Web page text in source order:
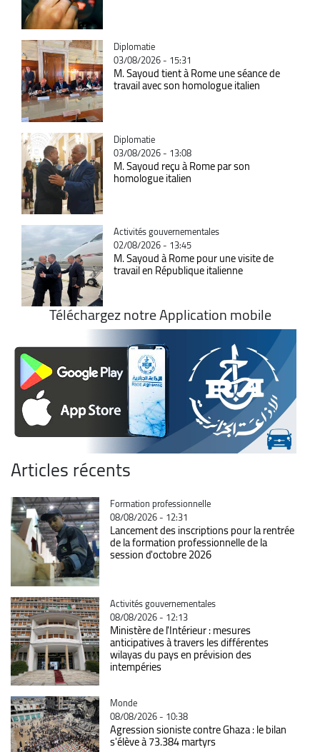
Catégorie
Diplomatie
03/08/2026 - 15:31
M. Sayoud tient à Rome une séance de
travail avec son homologue italien
Catégorie
Diplomatie
03/08/2026 - 13:08
M. Sayoud reçu à Rome par son
homologue italien
Catégorie
Activités gouvernementales
02/08/2026 - 13:45
M. Sayoud à Rome pour une visite de
travail en République italienne
Téléchargez notre Application mobile
Articles récents
Catégorie
Formation professionnelle
08/08/2026 - 12:31
Lancement des inscriptions pour la rentrée
de la formation professionnelle de la
session d'octobre 2026
Catégorie
Activités gouvernementales
08/08/2026 - 12:13
Ministère de l'Intérieur : mesures
anticipatives à travers les différentes
wilayas du pays en prévision des
intempéries
Catégorie
Monde
08/08/2026 - 10:38
Agression sioniste contre Ghaza : le bilan
s'élève à 73.384 martyrs